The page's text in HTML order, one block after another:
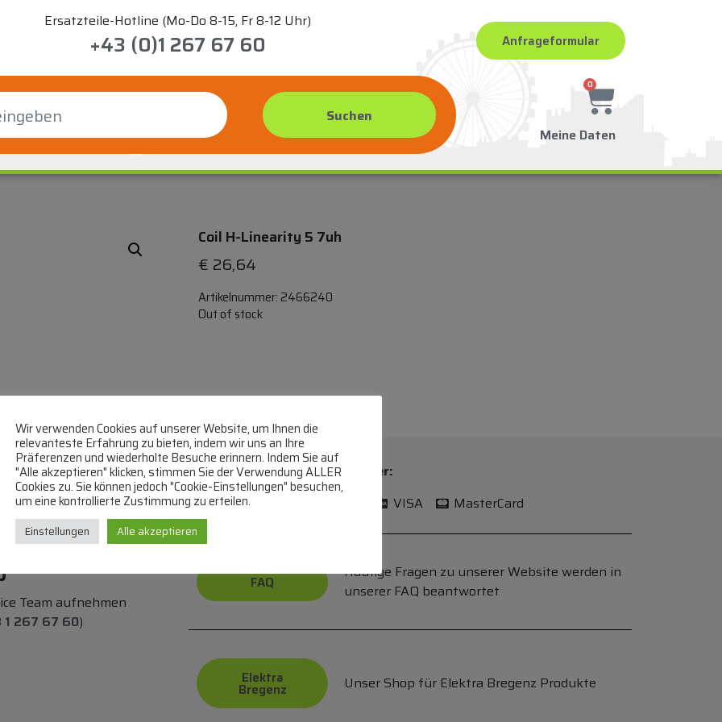
Ersatzteile-Hotline (Mo-Do 8-15, Fr 8-12 Uhr)
+43 (0)1 267 67 60 Anfrageformular
0
Meine Daten
Coil H-Linearity 5 7uh
€ 26,64
Artikelnummer: 2466240
Out of stock
Team aufnehmen
1 267 67 60)
Bei uns können Sie bezahlen per:
Überweisung
VISA MasterCard
FAQ
Häufige Fragen zu unserer Website werden in
unserer FAQ beantwortet
Elektra
Bregenz Unser Shop für Elektra Bregenz Produkte
Wir verwenden Cookies auf unserer Website, um Ihnen die
relevanteste Erfahrung zu bieten, indem wir uns an Ihre
Präferenzen und wiederholte Besuche erinnern. Indem Sie auf
"Alle akzeptieren" klicken, stimmen Sie der Verwendung ALLER
Cookies zu. Sie können jedoch "Cookie-Einstellungen" besuchen,
um eine kontrollierte Zustimmung zu erteilen.
Einstellungen Alle akzeptieren